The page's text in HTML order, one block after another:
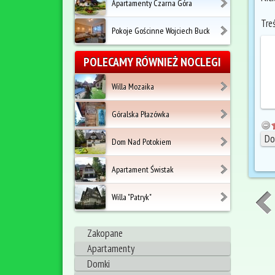
Apartamenty Czarna Góra
Pokoje Gościnne Wojciech Buck
POLECAMY RÓWNIEŻ NOCLEGI
Willa Mozaika
Góralska Płazówka
Dom Nad Potokiem
Apartament Świstak
Willa "Patryk"
Zakopane
Apartamenty
Domki